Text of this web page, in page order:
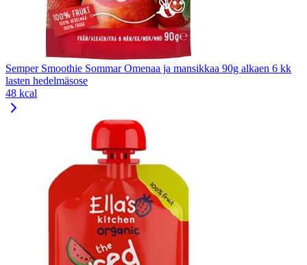
Semper Smoothie Sommar Omenaa ja mansikkaa 90g alkaen 6 kk
lasten hedelmäsose
48 kcal